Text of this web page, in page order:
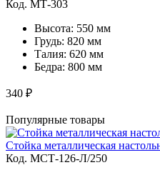
Код. MТ-303
Высота: 550 мм
Грудь: 820 мм
Талия: 620 мм
Бедра: 800 мм
340 ₽
Популярные товары
Стойка металлическая
Код. MСТ-126-Л/250